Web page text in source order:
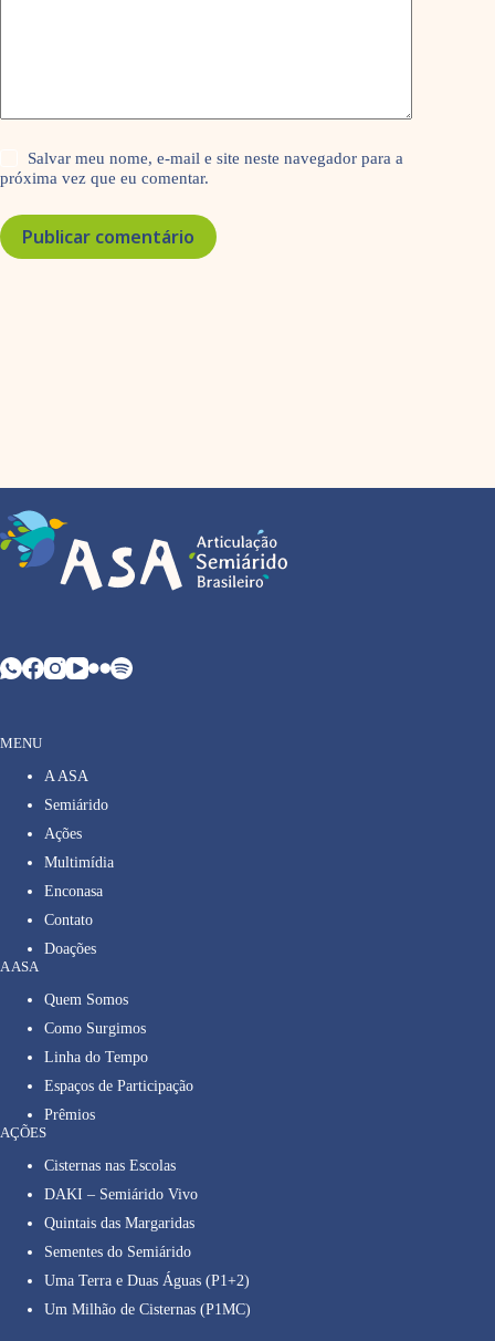
Salvar meu nome, e-mail e site neste navegador para a
próxima vez que eu comentar.
Publicar comentário
MENU
A ASA
Semiárido
Ações
Multimídia
Enconasa
Contato
Doações
A ASA
Quem Somos
Como Surgimos
Linha do Tempo
Espaços de Participação
Prêmios
AÇÕES
Cisternas nas Escolas
DAKI – Semiárido Vivo
Quintais das Margaridas
Sementes do Semiárido
Uma Terra e Duas Águas (P1+2)
Um Milhão de Cisternas (P1MC)